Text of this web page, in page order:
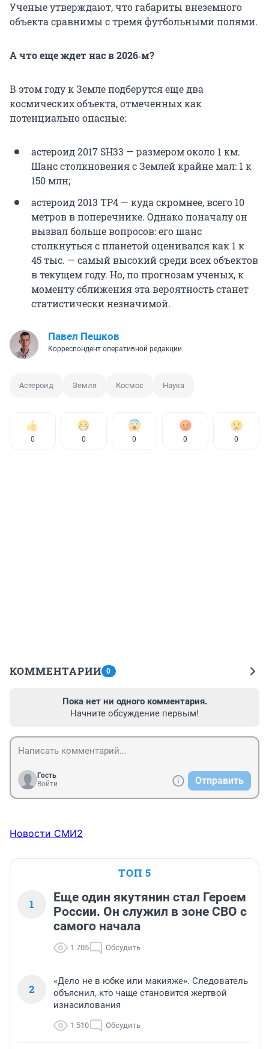
Ученые утверждают, что габариты внеземного
объекта сравнимы с тремя футбольными полями.
А что еще ждет нас в 2026‑м?
В этом году к Земле подберутся еще два
космических объекта, отмеченных как
потенциально опасные:
астероид 2017 SH33 — размером около 1 км.
Шанс столкновения с Землей крайне мал: 1 к
150 млн;
астероид 2013 TP4 — куда скромнее, всего 10
метров в поперечнике. Однако поначалу он
вызвал больше вопросов: его шанс
столкнуться с планетой оценивался как 1 к
45 тыс. — самый высокий среди всех объектов
в текущем году. Но, по прогнозам ученых, к
моменту сближения эта вероятность станет
статистически незначимой.
Павел Пешков
Корреспондент оперативной редакции
Астероид Земля Космос Наука
0 0 0 0 0
КОММЕНТАРИИ 0
Пока нет ни одного комментария.
Начните обсуждение первым!
Гость
Войти
Отправить
Новости СМИ2
ТОП 5
1
Еще один якутянин стал Героем
России. Он служил в зоне СВО с
самого начала
1 705 Обсудить
2
«Дело не в юбке или макияже». Следователь
объяснил, кто чаще становится жертвой
изнасилования
1 510 Обсудить